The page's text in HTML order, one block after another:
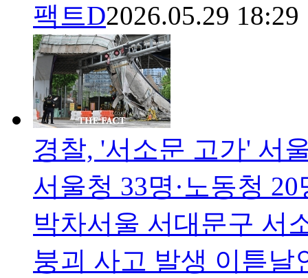
팩트D2026.05.29 18:29
경찰, '서소문 고가' 서
서울청 33명·노동청
박차서울 서대문구 서
붕괴 사고 발생 이튿날